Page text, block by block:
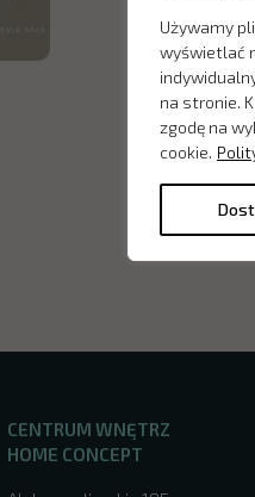
Używamy
wyświetlać
na stronie.
zgodę na
cookie.
CENTRUM WNĘTRZ
HOME CONCEPT